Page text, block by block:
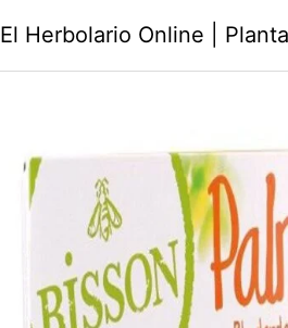
El Herbolario Online |